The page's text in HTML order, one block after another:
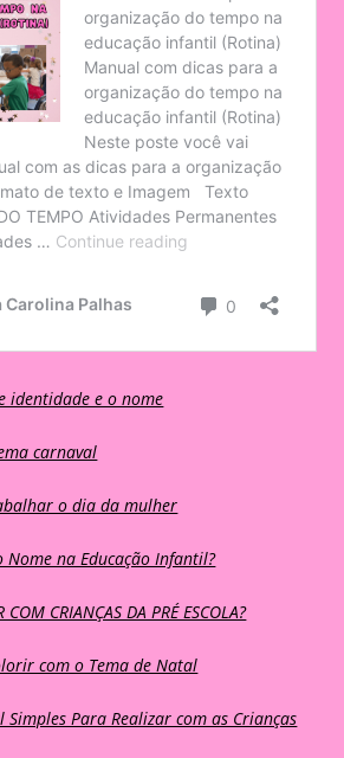
identidade e o nome
carnaval
o dia da mulher
Nome na Educação Infantil?
COM CRIANÇAS DA PRÉ ESCOLA?
com o Tema de Natal
Para Realizar com as Crianças